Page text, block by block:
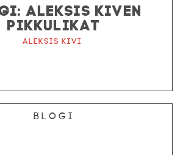
ALEKSIS KIVEN
PIKKULIKAT
Aleksis Kivi
Blogi